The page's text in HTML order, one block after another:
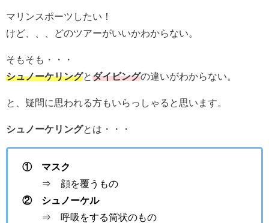
マリンスポーツしたい！
けど、、、どのツアーがいいかわからない。
そもそも・・・
シュノーケリングとダイビングの違いがわからない。
と、疑問に思われる方もいらっしゃると思います。
シュノーケリングとは・・・
① マスク
⇒ 顔を覆うもの
② シュノーケル
⇒ 呼吸をする筒状のもの